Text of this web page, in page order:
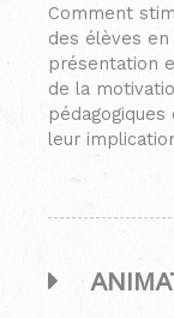
Comment
des élèves
présentation
de la
leur